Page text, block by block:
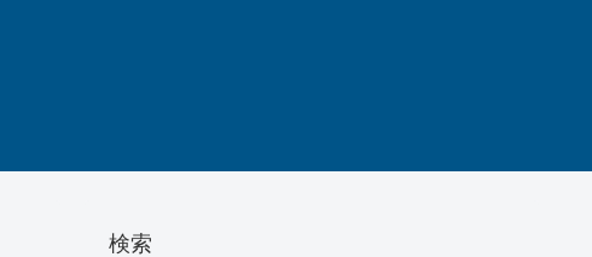
検索